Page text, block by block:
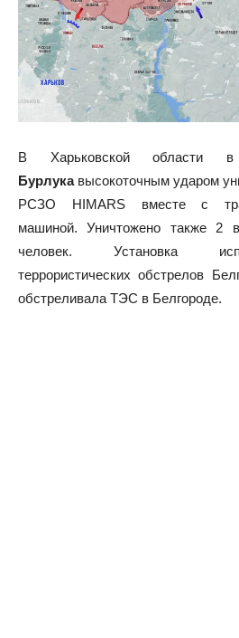
В Харьковской области
Бурлукавысокоточным ударом
РСЗО HIMARS вместе с
машиной. Уничтожено также 2
человек. Установка
террористических обстрелов
обстреливала ТЭС в Белгороде.